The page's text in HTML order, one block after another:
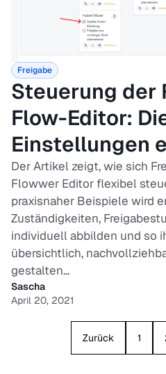
Freigabe
Steuerung der
Flow-Editor:
Einstellungen
Der Artikel zeigt, wie sich
Flowwer Editor flexibel
praxisnaher Beispiele wird
Zuständigkeiten,
individuell abbilden und so
übersichtlich,
gestalten...
Sascha
April 20, 2021
Zurück 1